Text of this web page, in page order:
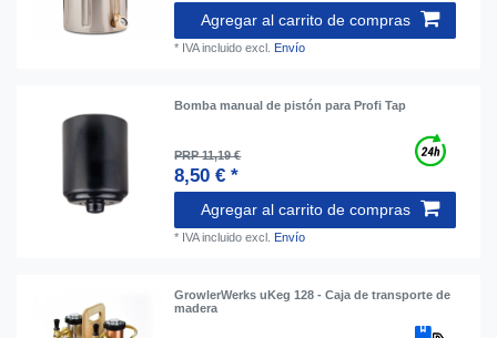
Agregar al carrito de compras
* IVA incluido excl. Envío
Bomba manual de pistón para Profi Tap
PRP 11,19 €
8,50 € *
Agregar al carrito de compras
* IVA incluido excl. Envío
GrowlerWerks uKeg 128 - Caja de transporte de
madera